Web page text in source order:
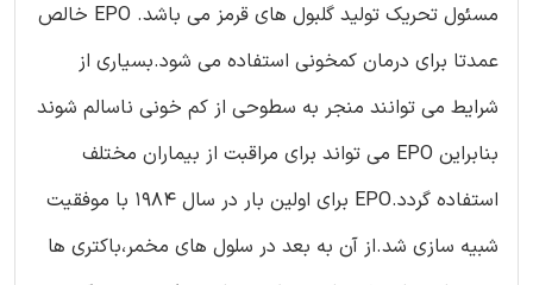
مسئول تحریک تولید گلبول های قرمز می باشد. EPO خالص
عمدتا برای درمان کمخونی استفاده می شود.بسیاری از
شرایط می توانند منجر به سطوحی از کم خونی ناسالم شوند
بنابراین EPO می تواند برای مراقبت از بیماران مختلف
استفاده گردد.EPO برای اولین بار در سال 1984 با موفقیت
شبیه سازی شد.از آن به بعد در سلول های مخمر،باکتری ها